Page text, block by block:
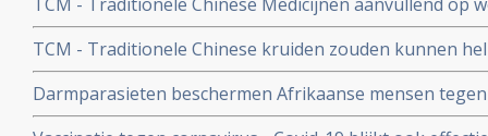
ziekenhuisverblijf met
bij patienten met milde tot matige COVID-19 -
TCM - Traditionele Chinese kruiden zouden kunnen
Corona virus, zeggen Chinese onderzoekers
Darmparasieten beschermen Afrikaanse mensen
hun immuunsysteem reageert anders dan